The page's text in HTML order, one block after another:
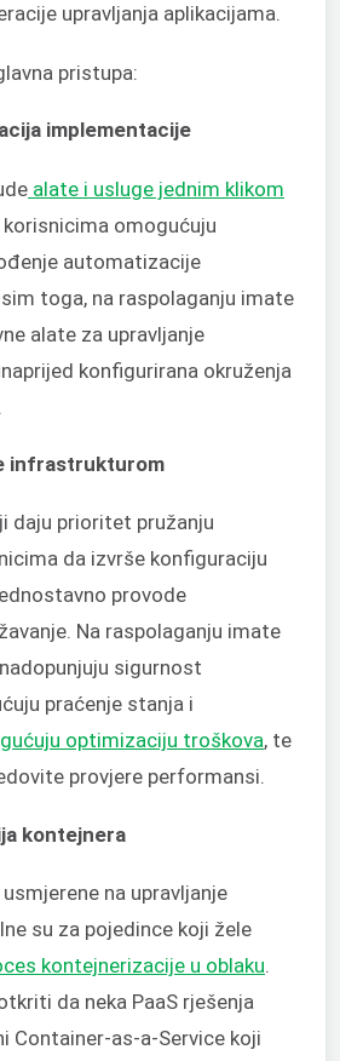
upravljanja aplikacijama.
pristupa:
implementacije
alate i usluge jednim klikom
korisnicima omogućuju
automatizacije
toga, na raspolaganju imate
alate za upravljanje
konfigurirana okruženja
infrastrukturom
daju prioritet pružanju
da izvrše konfiguraciju
provode
Na raspolaganju imate
sigurnost
praćenje stanja i
optimizaciju troškova, te
provjere performansi.
kontejnera
na upravljanje
su za pojedince koji žele
kontejnerizacije u oblaku.
da neka PaaS rješenja
Container-as-a-Service koji